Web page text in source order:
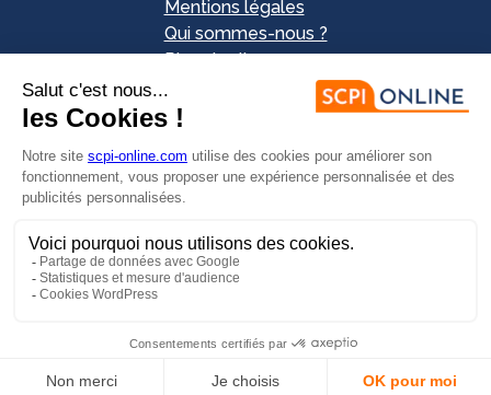
Mentions légales
Qui sommes-nous ?
Plan du site
Contact
Envie d'investir ?
FAIRE UNE SIMULATION
PRENDRE RDV EN LIGNE